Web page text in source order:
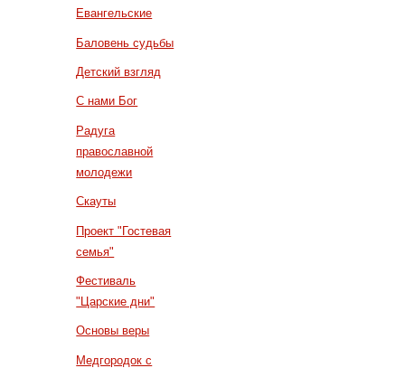
Евангельские
Баловень судьбы
Детский взгляд
С нами Бог
Радуга
православной
молодежи
Скауты
Проект "Гостевая
семья"
Фестиваль
"Царские дни"
Основы веры
Медгородок с